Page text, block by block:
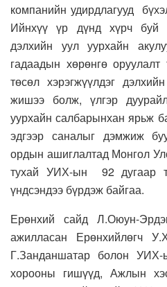
компанийн удирдлагууд
Ийнхүү үр дүнд хүрч буй
дэлхийн уул уурхайн
гадаадын хөрөнгө
төсөл хэрэгжүүлдэг
жишээ болж, үлгэр
уурхайн салбарынхан ярьж
эдгээр саналыг дэмжиж
ордын ашиглалтад Монгол
тухай УИХ-ын 92 дугаар
үндсэндээ бүрдэж байгаа.
Ерөнхий сайд Л.Оюун-
ажилласан Ерөнхийлөгч
Г.Занданшатар болон
хорооны гишүүд, Ажлын